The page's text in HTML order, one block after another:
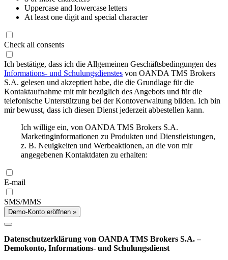
Uppercase and lowercase letters
At least one digit and special character
Check all consents
Ich bestätige, dass ich die Allgemeinen Geschäftsbedingungen des
Informations- und Schulungsdienstes von OANDA TMS Brokers
S.A. gelesen und akzeptiert habe, die die Grundlage für die
Kontaktaufnahme mit mir bezüglich des Angebots und für die
telefonische Unterstützung bei der Kontoverwaltung bilden. Ich bin
mir bewusst, dass ich diesen Dienst jederzeit abbestellen kann.
Ich willige ein, von OANDA TMS Brokers S.A.
Marketinginformationen zu Produkten und Dienstleistungen,
z. B. Neuigkeiten und Werbeaktionen, an die von mir
angegebenen Kontaktdaten zu erhalten:
E-mail
SMS/MMS
Demo-Konto eröffnen »
Datenschutzerklärung von OANDA TMS Brokers S.A. –
Demokonto, Informations- und Schulungsdienst